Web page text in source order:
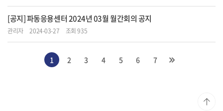
[공지] 파동응용센터 2024년 03월 월간회의 공지
관리자 2024-03-27 조회 935
1 2 3 4 5 6 7